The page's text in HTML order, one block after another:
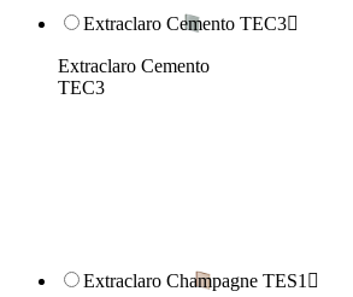
Extraclaro Cemento TEC3
Extraclaro Cemento
TEC3
Extraclaro Champagne TES1 